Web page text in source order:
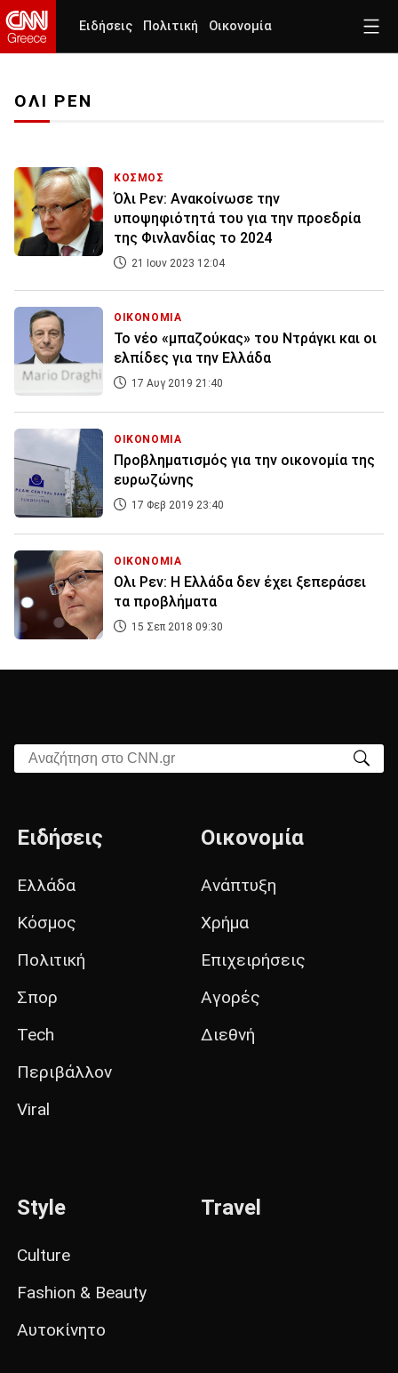
Ειδήσεις Πολιτική Οικονομία
ΟΛΙ ΡΕΝ
ΚΟΣΜΟΣ
Όλι Ρεν: Ανακοίνωσε την
υποψηφιότητά του για την προεδρία
της Φινλανδίας το 2024
21 Ιουν 2023 12:04
ΟΙΚΟΝΟΜΙΑ
Το νέο «μπαζούκας» του Ντράγκι και οι
ελπίδες για την Ελλάδα
17 Αυγ 2019 21:40
ΟΙΚΟΝΟΜΙΑ
Προβληματισμός για την οικονομία της
ευρωζώνης
17 Φεβ 2019 23:40
ΟΙΚΟΝΟΜΙΑ
Ολι Ρεν: Η Ελλάδα δεν έχει ξεπεράσει
τα προβλήματα
15 Σεπ 2018 09:30
Αναζήτηση στο CNN.gr
Ειδήσεις
Ελλάδα
Κόσμος
Πολιτική
Σπορ
Tech
Περιβάλλον
Viral
Οικονομία
Ανάπτυξη
Χρήμα
Επιχειρήσεις
Αγορές
Διεθνή
Style
Culture
Fashion & Beauty
Αυτοκίνητο
Travel